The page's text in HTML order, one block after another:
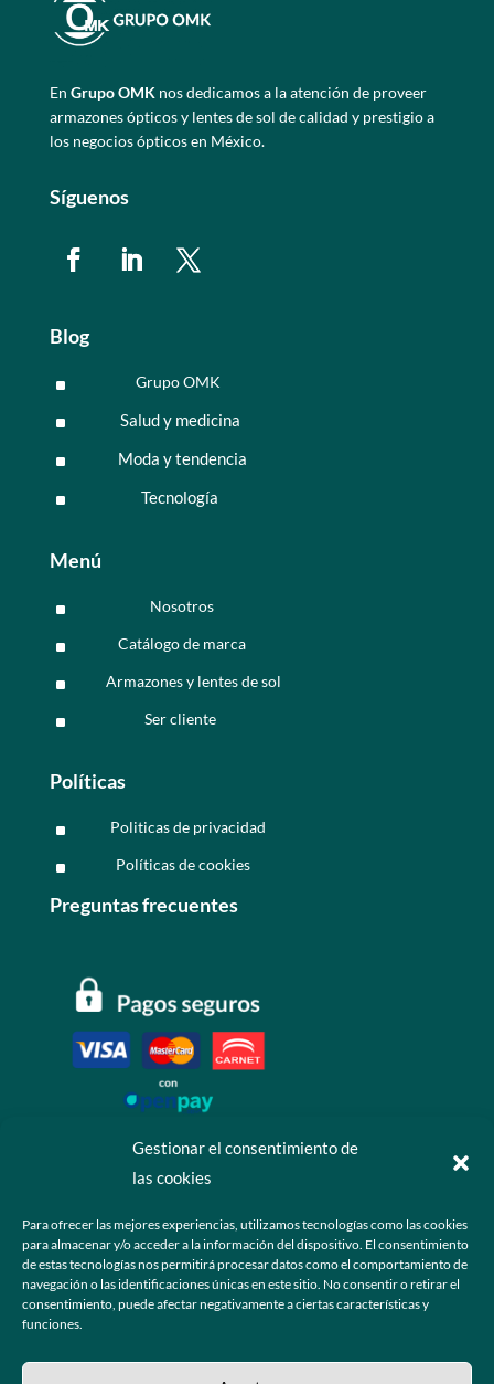
Gestionar el consentimiento de
las cookies
Para ofrecer las mejores experiencias, utilizamos tecnologías como las cookies
para almacenar y/o acceder a la información del dispositivo. El consentimiento
de estas tecnologías nos permitirá procesar datos como el comportamiento de
navegación o las identificaciones únicas en este sitio. No consentir o retirar el
consentimiento, puede afectar negativamente a ciertas características y
funciones.
En Grupo OMKnos dedicamos a la atención de proveer
armazones ópticos y lentes de sol de calidad y prestigio a
los negocios ópticos en México.
Síguenos
Blog
^ Grupo OMK
^ Salud y medicina
^ Moda y tendencia
^ Tecnología
Menú
^ Nosotros
^ Catálogo de marca
^ Armazones y lentes de sol
^ Ser cliente
Políticas
^ Politicas de privacidad
^ Políticas de cookies
Preguntas frecuentes
 +52 55 6173 7725 (Ventas)
 hola@grupo-omk.com
© 2025 Grupo OMK – Todos los derechos reservados